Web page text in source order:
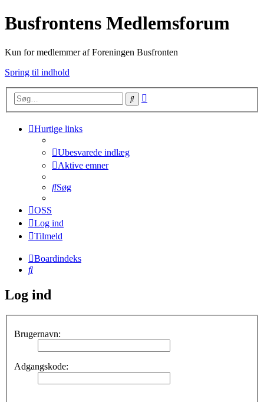
Busfrontens Medlemsforum
Kun for medlemmer af Foreningen Busfronten
Spring til indhold
Søg
Hurtige links
Ubesvarede indlæg
Aktive emner
Søg
OSS
Log ind
Tilmeld
Boardindeks
Søg
Log ind
Brugernavn:
Adgangskode: